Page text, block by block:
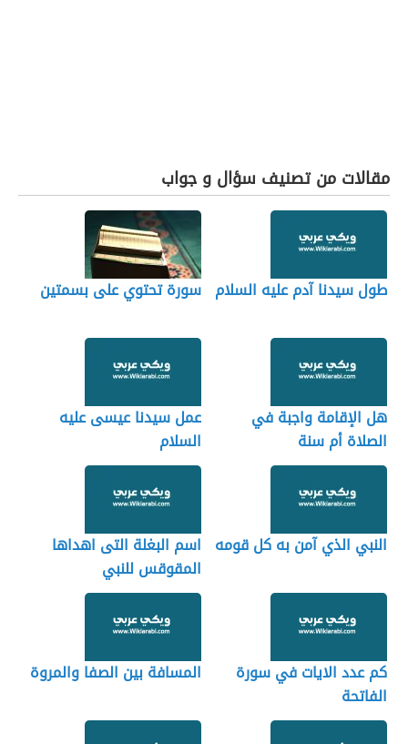
مقالات من تصنيف سؤال و جواب
طول سيدنا آدم عليه السلام سورة تحتوي على بسمتين
هل الإقامة واجبة في
الصلاة أم سنة
عمل سيدنا عيسى عليه
السلام
النبي الذي آمن به كل قومه اسم البغلة التى اهداها
المقوقس للنبي
كم عدد الايات في سورة
الفاتحة
المسافة بين الصفا والمروة